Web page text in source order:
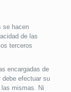
se hacen
de las
terceros
encargadas de
debe efectuar su
mismas. Ni